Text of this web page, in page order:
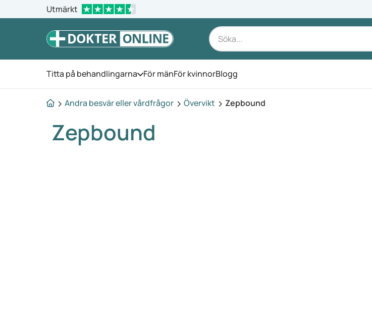
Utmärkt
Titta på behandlingarna Öppna menyn
För mänFör kvinnorBlogg
Andra besvär eller vårdfrågor Övervikt Zepbound
Zepbound